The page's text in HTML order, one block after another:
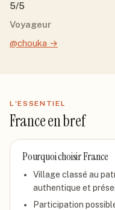
5/5
Voyageur
@chouka →
L'ESSENTIEL
Franceen bref
Pourquoi choisirFrance
Village classé au
authentique et
Participation